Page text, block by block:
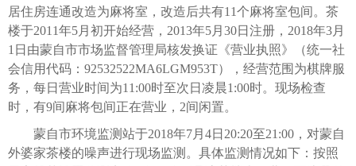
居住房连通改造为麻将室，改造后共有11个麻将室包间。茶
楼于2011年5月初开始经营，2013年5月30日注册，2018年3月
1日由蒙自市市场监督管理局核发换证《营业执照》（统一社
会信用代码：92532522MA6LGM953T），经营范围为棋牌服
务，每日营业时间为11:00时至次日凌晨1:00时。现场检查
时，有9间麻将包间正在营业，2间闲置。
蒙自市环境监测站于2018年7月4日20:20至21:00，对蒙自
外婆家茶楼的噪声进行现场监测。具体监测情况如下：按照